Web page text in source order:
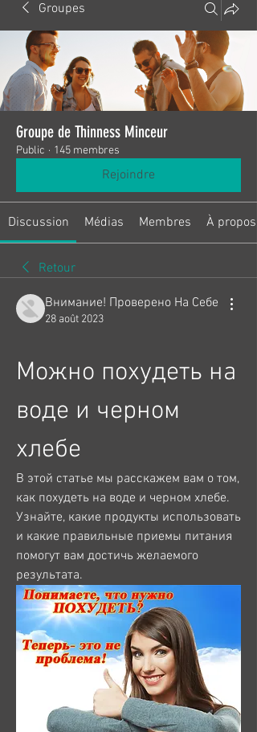
Groupes
Groupe de Thinness Minceur
Public · 145 membres
Rejoindre
Discussion Médias Membres À propos
Retour
Внимание! Проверено На Себе
28 août 2023
Можно похудеть на
воде и черном
хлебе
В этой статье мы расскажем вам о том,
как похудеть на воде и черном хлебе.
Узнайте, какие продукты использовать
и какие правильные приемы питания
помогут вам достичь желаемого
результата.